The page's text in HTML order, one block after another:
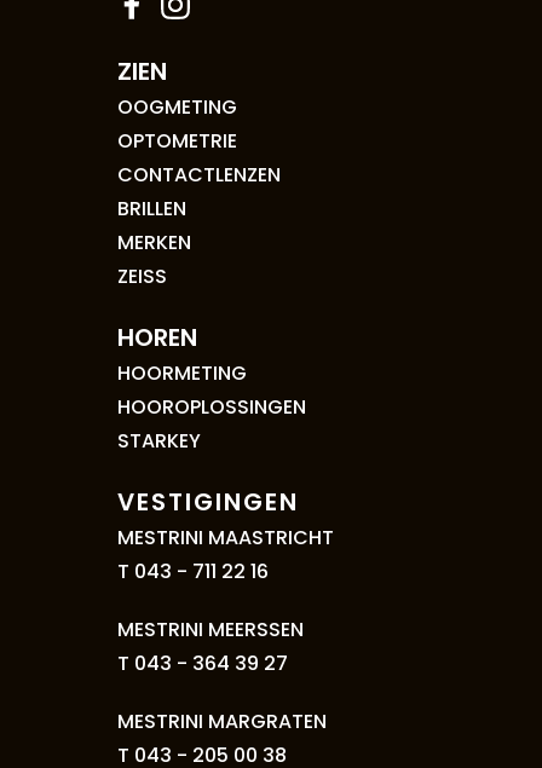
ZIEN
OOGMETING
OPTOMETRIE
CONTACTLENZEN
BRILLEN
MERKEN
ZEISS
HOREN
HOORMETING
HOOROPLOSSINGEN
STARKEY
VESTIGINGEN
MESTRINI MAASTRICHT
T 043 - 711 22 16
MESTRINI MEERSSEN
T 043 - 364 39 27
MESTRINI MARGRATEN
T 043 - 205 00 38